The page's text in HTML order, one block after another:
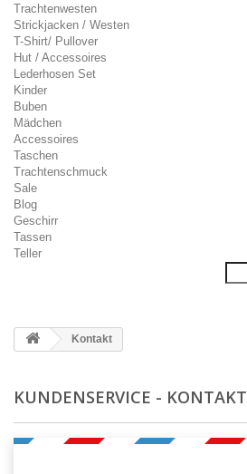
Trachtenwesten
Strickjacken / Westen
T-Shirt/ Pullover
Hut / Accessoires
Lederhosen Set
Kinder
Buben
Mädchen
Accessoires
Taschen
Trachtenschmuck
Sale
Blog
Geschirr
Tassen
Teller
Kontakt
KUNDENSERVICE - KONTAKT